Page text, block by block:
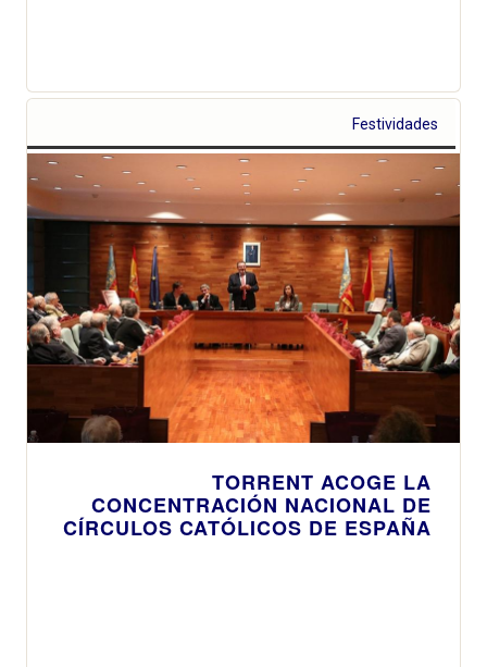
Festividades
TORRENT ACOGE LA
CONCENTRACIÓN NACIONAL DE
CÍRCULOS CATÓLICOS DE ESPAÑA